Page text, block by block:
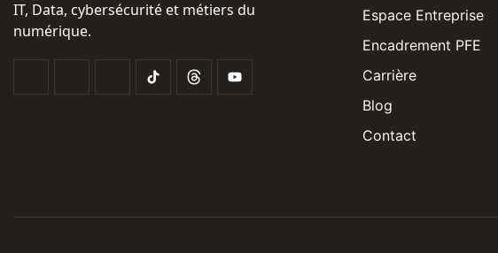
IT, Data, cybersécurité et métiers du
numérique.
Espace Entreprise
Encadrement PFE
Carrière
Blog
Contact